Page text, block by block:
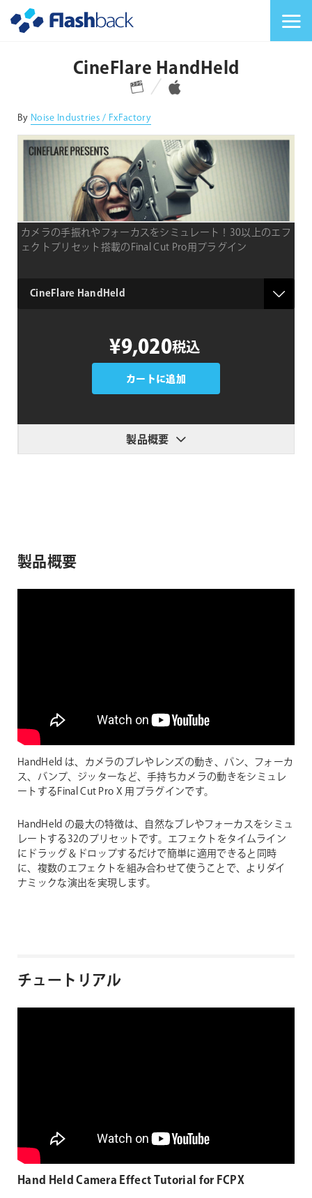
CineFlare HandHeld
対応プラットフォーム 対応OS
By Noise Industries / FxFactory
カメラの手振れやフォーカスをシミュレート！30以上のエフ
ェクトプリセット搭載のFinal Cut Pro用プラグイン
product
¥9,020税込
カートに追加
製品概要
製品概要
HandHeld は、カメラのブレやレンズの動き、パン、フォーカ
ス、バンプ、ジッターなど、手持ちカメラの動きをシミュレ
ートするFinal Cut Pro X 用プラグインです。
HandHeld の最大の特徴は、自然なブレやフォーカスをシミュ
レートする32のプリセットです。エフェクトをタイムライン
にドラッグ＆ドロップするだけで簡単に適用できると同時
に、複数のエフェクトを組み合わせて使うことで、よりダイ
ナミックな演出を実現します。
チュートリアル
Hand Held Camera Effect Tutorial for FCPX